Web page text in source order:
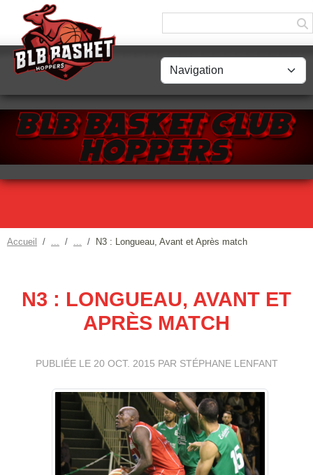
Accueil N3 : Longueau, Avant et Après match
N3 : LONGUEAU, AVANT ET
APRÈS MATCH
PUBLIÉE LE 20 OCT. 2015 PAR STÉPHANE LENFANT
Panneau de gestion des cookies